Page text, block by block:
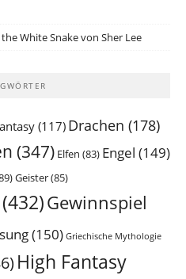
White Snake von Sher Lee
(117) Drachen (178)
(347) Elfen (83) Engel (149)
Geister(85)
(432)Gewinnspiel
(150) Griechische Mythologie
High Fantasy